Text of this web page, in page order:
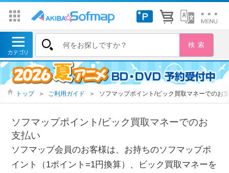
トップ ＞ ご利用ガイド ＞ ソフマップポイント/ビック買取マネーでのお
ソフマップポイント/ビック買取マネーでのお
支払い
ソフマップ会員のお客様は、お持ちのソフマップポ
イント（1ポイント=1円換算）、ビック買取マネーを